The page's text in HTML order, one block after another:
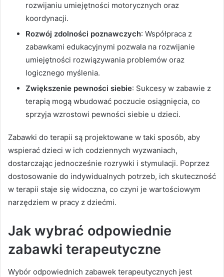
rozwijaniu umiejętności motorycznych oraz
koordynacji.
Rozwój zdolności poznawczych: Współpraca z
zabawkami edukacyjnymi pozwala na rozwijanie
umiejętności rozwiązywania problemów oraz
logicznego myślenia.
Zwiększenie pewności siebie: Sukcesy w zabawie z
terapią mogą wbudować poczucie osiągnięcia, co
sprzyja wzrostowi pewności siebie u dzieci.
Zabawki do terapii są projektowane w taki sposób, aby
wspierać dzieci w ich codziennych wyzwaniach,
dostarczając jednocześnie rozrywki i stymulacji. Poprzez
dostosowanie do indywidualnych potrzeb, ich skuteczność
w terapii staje się widoczna, co czyni je wartościowym
narzędziem w pracy z dziećmi.
Jak wybrać odpowiednie
zabawki terapeutyczne
Wybór odpowiednich zabawek terapeutycznych jest